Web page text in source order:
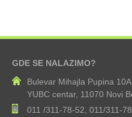
GDE SE NALAZIMO?
Bulevar Mihajla Pupina 10A
YUBC centar, 11070 Novi
011 /311-78-52, 011/311-